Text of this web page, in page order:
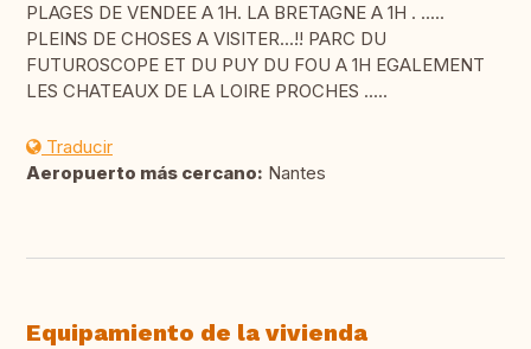
PLAGES DE VENDEE A 1H. LA BRETAGNE A 1H . .....
PLEINS DE CHOSES A VISITER...!! PARC DU
FUTUROSCOPE ET DU PUY DU FOU A 1H EGALEMENT
LES CHATEAUX DE LA LOIRE PROCHES .....
Traducir
Aeropuerto más cercano: Nantes
Equipamiento de la vivienda